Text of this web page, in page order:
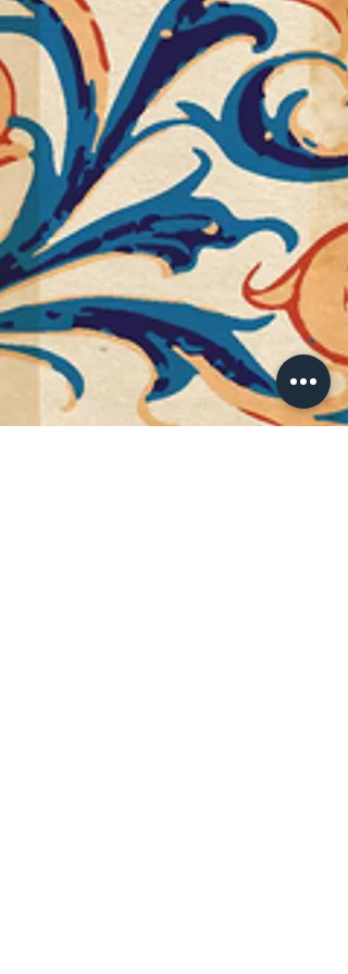
hrozí, že se ocitne uvnitř
nepřátelské blokády.